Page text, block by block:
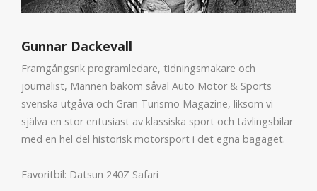
Gunnar Dackevall
Framgångsrik programledare, tidningsmakare och
journalist, Mannen bakom såväl Auto Motor & Sports
svenska utgåva och Gran Turismo Magazine, liksom vi
själva en stor entusiast av klassiska sport och tävlingsbilar
med en hel del historisk motorsport i det egna bagaget.
Favoritbil: Datsun 240Z Safari